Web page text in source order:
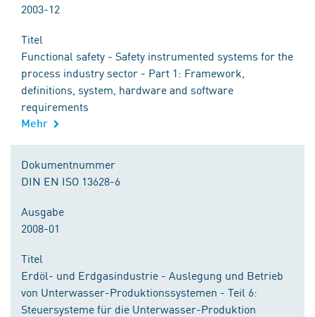
2003-12
Titel
Functional safety - Safety instrumented systems for the
process industry sector - Part 1: Framework,
definitions, system, hardware and software
requirements
Mehr
Dokumentnummer
DIN EN ISO 13628-6
Ausgabe
2008-01
Titel
Erdöl- und Erdgasindustrie - Auslegung und Betrieb
von Unterwasser-Produktionssystemen - Teil 6:
Steuersysteme für die Unterwasser-Produktion